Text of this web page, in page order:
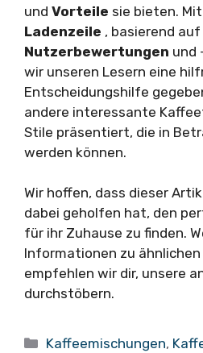
und Vorteile sie bieten. Mit
Ladenzeile , basierend auf
Nutzerbewertungen und
wir unseren Lesern eine
Entscheidungshilfe
andere interessante
Stile präsentiert, die in
werden können.
Wir hoffen, dass dieser
dabei geholfen hat, den
für ihr Zuhause zu finden.
Informationen zu
empfehlen wir dir, unsere
durchstöbern.
Kategorien
Kaffeemischungen,